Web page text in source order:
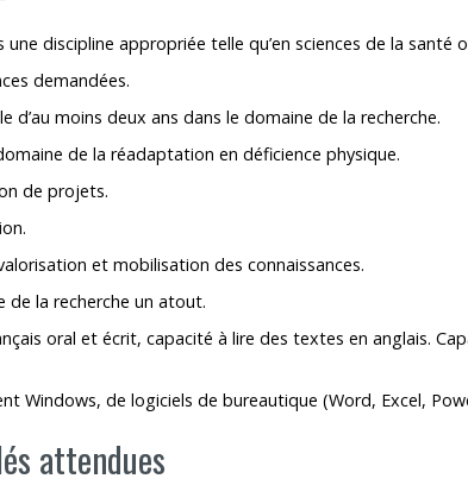
discipline appropriée telle qu’en sciences de la santé
demandées.
d’au moins deux ans dans le domaine de la recherche.
de la réadaptation en déficience physique.
de projets.
et mobilisation des connaissances.
de la recherche un atout.
oral et écrit, capacité à lire des textes en anglais.
Windows, de logiciels de bureautique (Word, Excel,
attendues